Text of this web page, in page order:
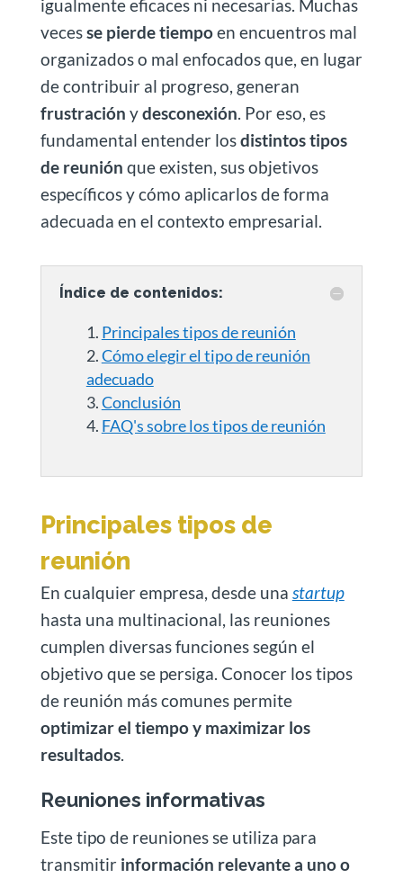
igualmente eficaces ni necesarias. Muchas
vecesse pierde tiempoen encuentros mal
organizados o mal enfocados que, en lugar
de contribuir al progreso, generan
frustración ydesconexión . Por eso, es
fundamental entender losdistintos tipos
de reunión que existen, sus objetivos
específicos y cómo aplicarlos de forma
adecuada en el contexto empresarial.
Índice de contenidos:
Principales tipos de reunión
Cómo elegir el tipo de reunión
adecuado
Conclusión
FAQ's sobre los tipos de reunión
Principales tipos de
reunión
En cualquier empresa, desde una startup
hasta una multinacional, las reuniones
cumplen diversas funciones según el
objetivo que se persiga. Conocer los tipos
de reunión más comunes permite
optimizar el tiempo y maximizar los
resultados.
Reuniones informativas
Este tipo de reuniones se utiliza para
transmitir información relevante a uno o